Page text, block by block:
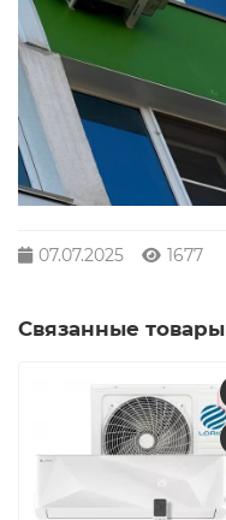
07.07.2025 1677
Связанные товары